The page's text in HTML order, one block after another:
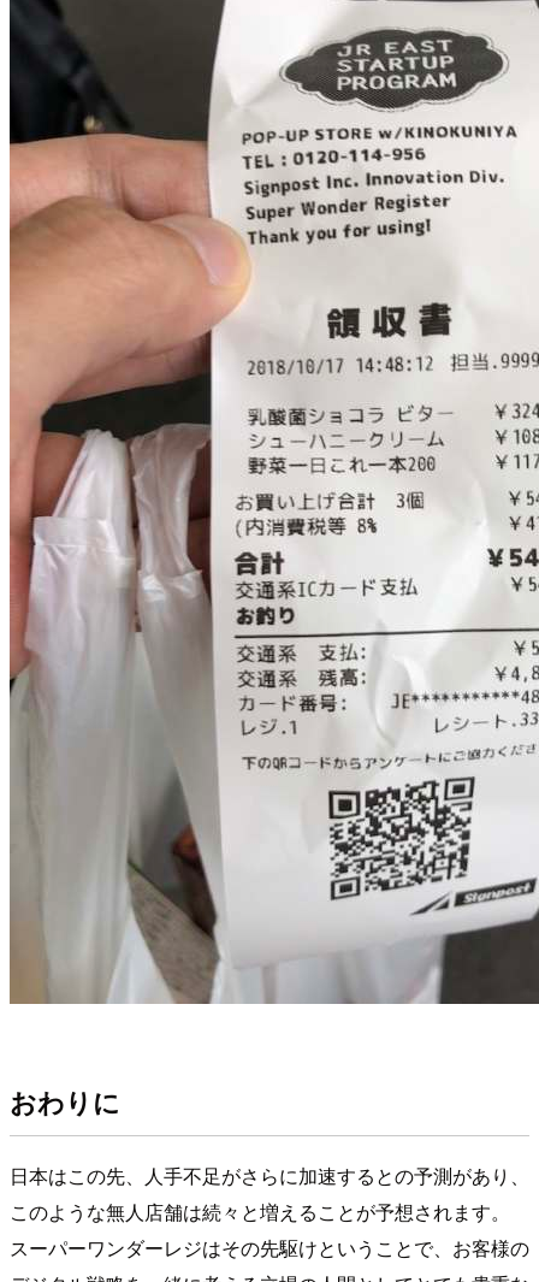
おわりに
日本はこの先、人手不足がさらに加速するとの予測があり、
このような無人店舗は続々と増えることが予想されます。
スーパーワンダーレジはその先駆けということで、お客様の